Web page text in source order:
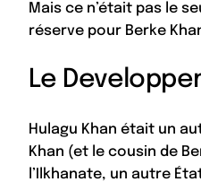
Mais ce n’était pas le
réserve pour Berke
Le
Hulagu Khan était un
Khan (et le cousin de
l’Ilkhanate, un autre